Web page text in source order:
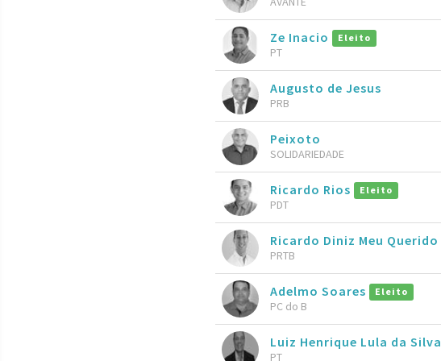
Ze Inacio Eleito
PT
Augusto de Jesus
PRB
Peixoto
SOLIDARIEDADE
Ricardo Rios Eleito
PDT
Ricardo Diniz Meu Querido
PRTB
Adelmo Soares Eleito
PC do B
Luiz Henrique Lula da Silva
PT